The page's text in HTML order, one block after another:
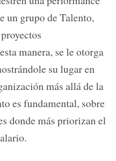
un grupo de Talento,
manera, se le otorga
su lugar en
más allá de la
es fundamental, sobre
donde más priorizan el